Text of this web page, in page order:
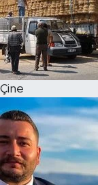
Çine